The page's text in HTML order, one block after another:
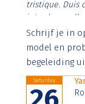
tristique. Duis
interdum
Aenean
imperdiet.
Schrijf je in
model en
begeleiding
Saturday